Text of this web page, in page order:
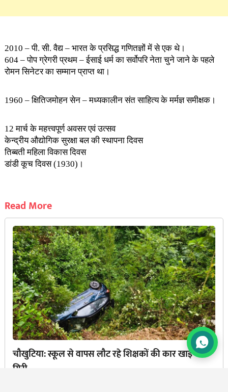
2010 – पी. सी. वैद्य – भारत के प्रसिद्ध गणितज्ञों में से एक थे।
604 – पोप ग्रेगरी प्रथम – ईसाई धर्म का सर्वोपरि नेता चुने जाने के पहले
रोमन सिनेटर का सम्मान प्राप्त था।
1960 – क्षितिजमोहन सेन – मध्यकालीन संत साहित्य के मर्मज्ञ समीक्षक।
12 मार्च के महत्त्वपूर्ण अवसर एवं उत्सव
केन्द्रीय औद्योगिक सुरक्षा बल की स्थापना दिवस
तिब्बती महिला विकास दिवस
डांडी कूच दिवस (1930)।
Read More
चौखुटिया: स्कूल से वापस लौट रहे शिक्षकों की कार खाई में
गिरी